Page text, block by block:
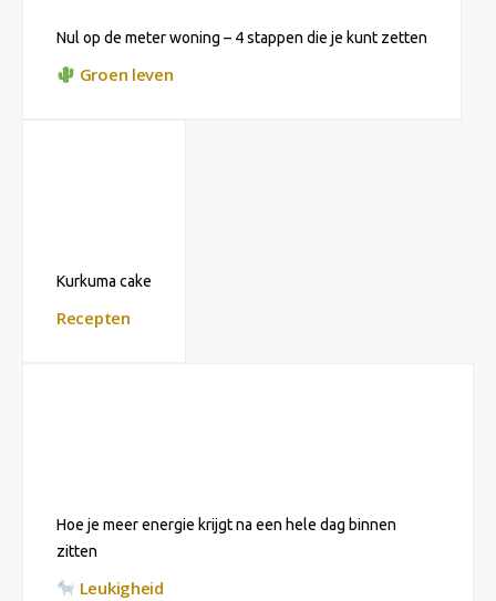
Nul op de meter woning – 4 stappen die je kunt zetten
Groen leven
Kurkuma cake
Recepten
Hoe je meer energie krijgt na een hele dag binnen
zitten
Leukigheid